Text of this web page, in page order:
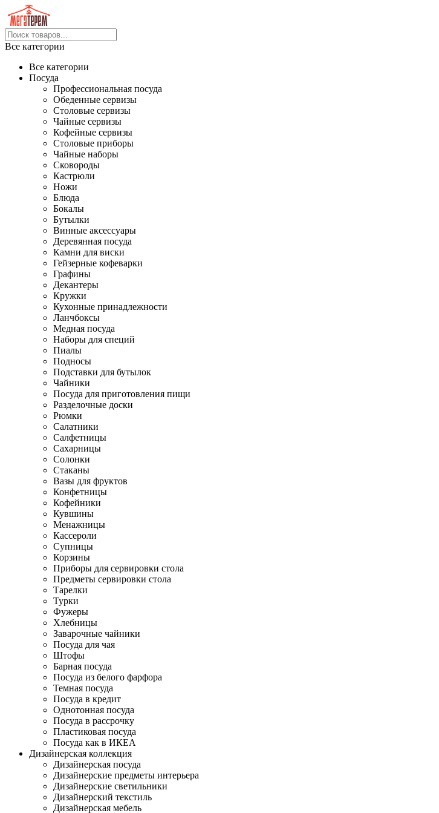
Все категории
Все категории
Посуда
Профессиональная посуда
Обеденные сервизы
Столовые сервизы
Чайные сервизы
Кофейные сервизы
Столовые приборы
Чайные наборы
Сковороды
Кастрюли
Ножи
Блюда
Бокалы
Бутылки
Винные аксессуары
Деревянная посуда
Камни для виски
Гейзерные кофеварки
Графины
Декантеры
Кружки
Кухонные принадлежности
Ланчбоксы
Медная посуда
Наборы для специй
Пиалы
Подносы
Подставки для бутылок
Чайники
Посуда для приготовления пищи
Разделочные доски
Рюмки
Салатники
Салфетницы
Сахарницы
Солонки
Стаканы
Вазы для фруктов
Конфетницы
Кофейники
Кувшины
Менажницы
Кассероли
Супницы
Корзины
Приборы для сервировки стола
Предметы сервировки стола
Тарелки
Турки
Фужеры
Хлебницы
Заварочные чайники
Посуда для чая
Штофы
Барная посуда
Посуда из белого фарфора
Темная посуда
Посуда в кредит
Однотонная посуда
Посуда в рассрочку
Пластиковая посуда
Посуда как в ИКЕА
Дизайнерская коллекция
Дизайнерская посуда
Дизайнерские предметы интерьера
Дизайнерские светильники
Дизайнерский текстиль
Дизайнерская мебель